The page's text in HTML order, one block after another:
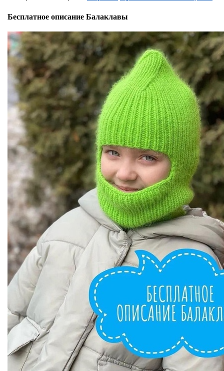
Бесплатное описание Балаклавы